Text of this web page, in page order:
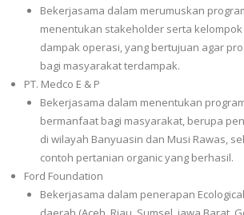
Bekerjasama dalam merumuskan
menentukan stakeholder serta
dampak operasi, yang bertujuan agar
bagi masyarakat terdampak.
PT. Medco E & P
Bekerjasama dalam menentukan
bermanfaat bagi masyarakat, berupa
di wilayah Banyuasin dan Musi Rawas,
contoh pertanian organic yang berhasil.
Ford Foundation
Bekerjasama dalam penerapan